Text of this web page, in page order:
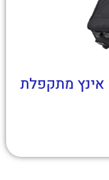
מזוודה עלייה למטוס 20 אינץ מתקפלת